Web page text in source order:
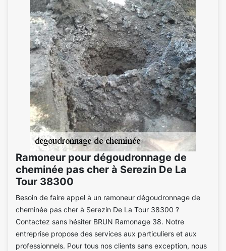
Ramoneur pour dégoudronnage de
cheminée pas cher à Serezin De La
Tour 38300
Besoin de faire appel à un ramoneur dégoudronnage de
cheminée pas cher à Serezin De La Tour 38300 ?
Contactez sans hésiter BRUN Ramonage 38. Notre
entreprise propose des services aux particuliers et aux
professionnels. Pour tous nos clients sans exception, nous